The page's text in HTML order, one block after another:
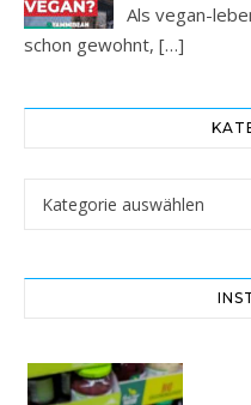
Als vegan-
schon gewohnt, […]
Vorsicht! Eine Dell